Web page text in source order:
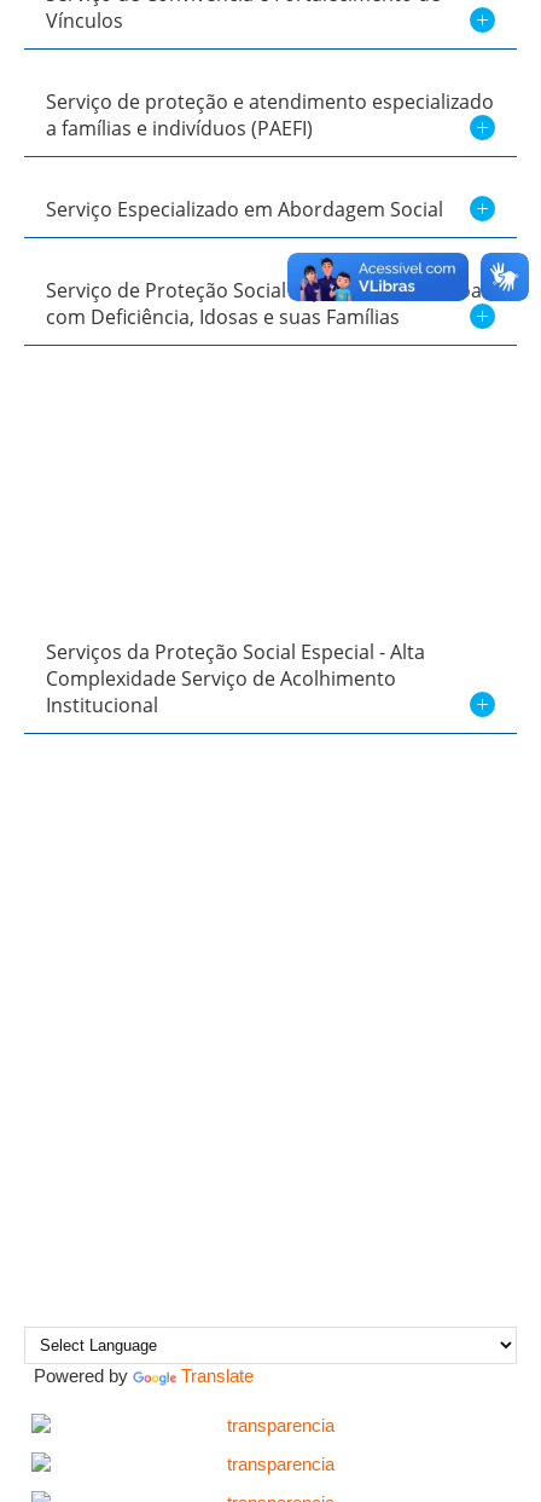
Vínculos
Serviço de proteção e atendimento especializado
a famílias e indivíduos (PAEFI)
Serviço Especializado em Abordagem Social
Serviço de Proteção Social Especial Para Pessoas
com Deficiência, Idosas e suas Famílias
Serviços da Proteção Social Especial - Alta
Complexidade Serviço de Acolhimento
Institucional
Powered by Translate